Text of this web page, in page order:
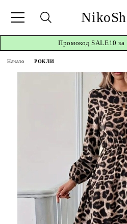
ПромокодSALE10 за
Начало РОКЛИ